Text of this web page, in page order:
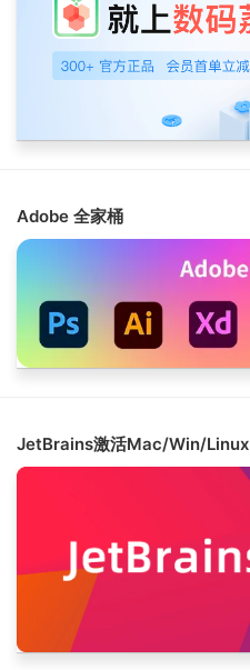
Adobe 全家桶
JetBrains激活Mac/Win/Linux